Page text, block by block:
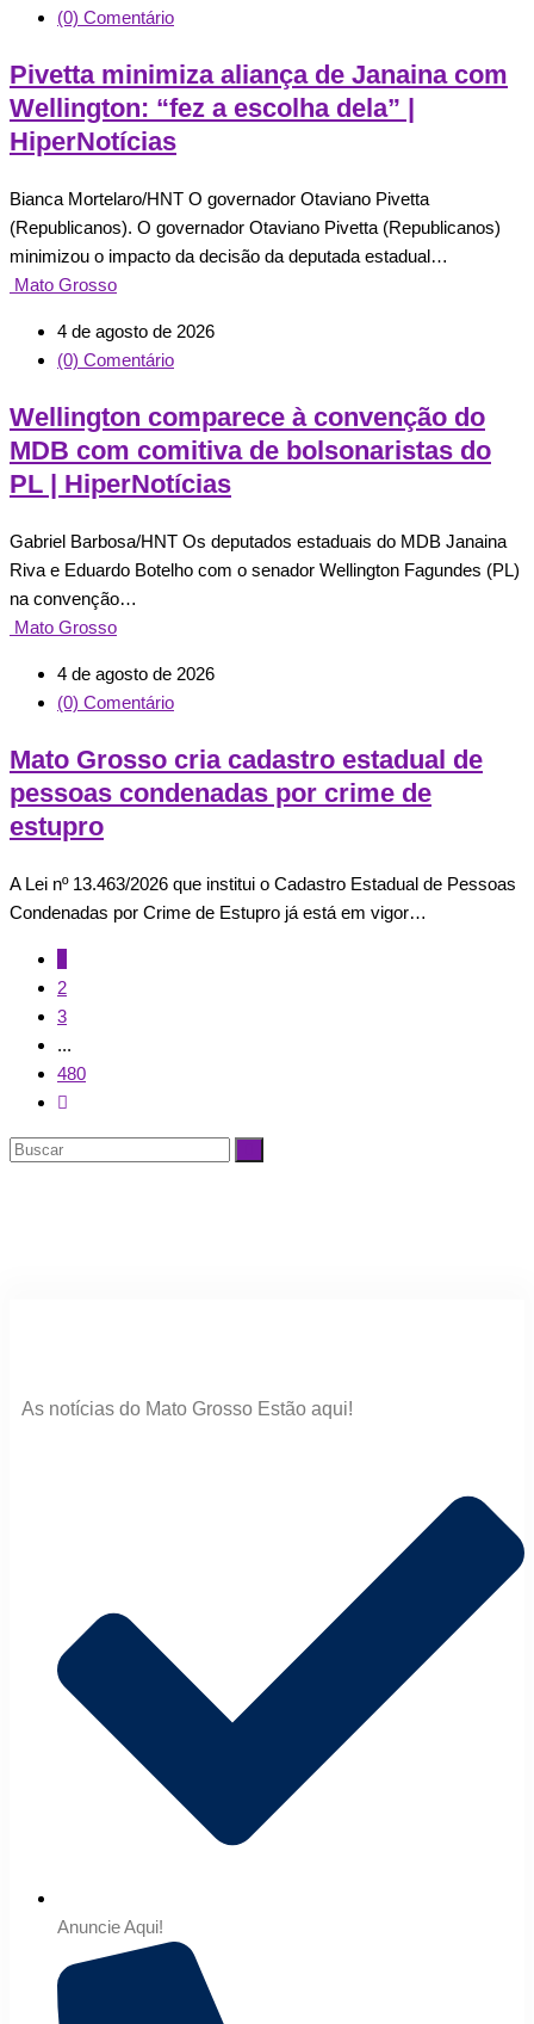
(0) Comentário
Pivetta minimiza aliança de Janaina com
Wellington: “fez a escolha dela” |
HiperNotícias
Bianca Mortelaro/HNT O governador Otaviano Pivetta
(Republicanos). O governador Otaviano Pivetta (Republicanos)
minimizou o impacto da decisão da deputada estadual…
Mato Grosso
4 de agosto de 2026
(0) Comentário
Wellington comparece à convenção do
MDB com comitiva de bolsonaristas do
PL | HiperNotícias
Gabriel Barbosa/HNT Os deputados estaduais do MDB Janaina
Riva e Eduardo Botelho com o senador Wellington Fagundes (PL)
na convenção…
Mato Grosso
4 de agosto de 2026
(0) Comentário
Mato Grosso cria cadastro estadual de
pessoas condenadas por crime de
estupro
A Lei nº 13.463/2026 que institui o Cadastro Estadual de Pessoas
Condenadas por Crime de Estupro já está em vigor…
2
3
...
480
As notícias do Mato Grosso Estão aqui!
Anuncie Aqui!